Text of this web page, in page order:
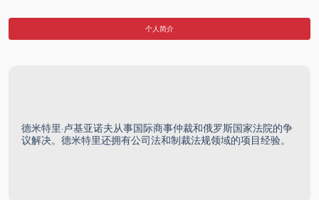
个人简介
德米特里·卢基亚诺夫从事国际商事仲裁和俄罗斯国家法院的争
议解决。德米特里还拥有公司法和制裁法规领域的项目经验。